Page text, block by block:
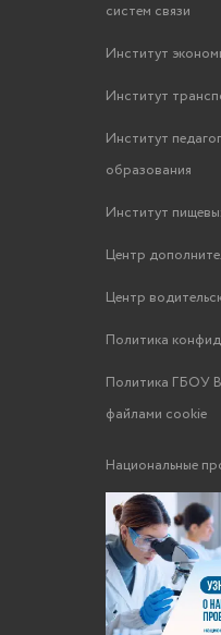
систем связи
Институт
Институт
Институт
образования
Институт
Центр
Центр
Политика
Политика ГБОУ
файлами cookie
Национальные